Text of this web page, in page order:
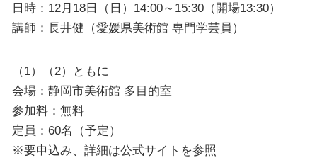
日時：12月18日（日）14:00～15:30（開場13:30）
講師：長井健（愛媛県美術館 専門学芸員）
（1）（2）ともに
会場：静岡市美術館 多目的室
参加料：無料
定員：60名（予定）
※要申込み、詳細は公式サイトを参照